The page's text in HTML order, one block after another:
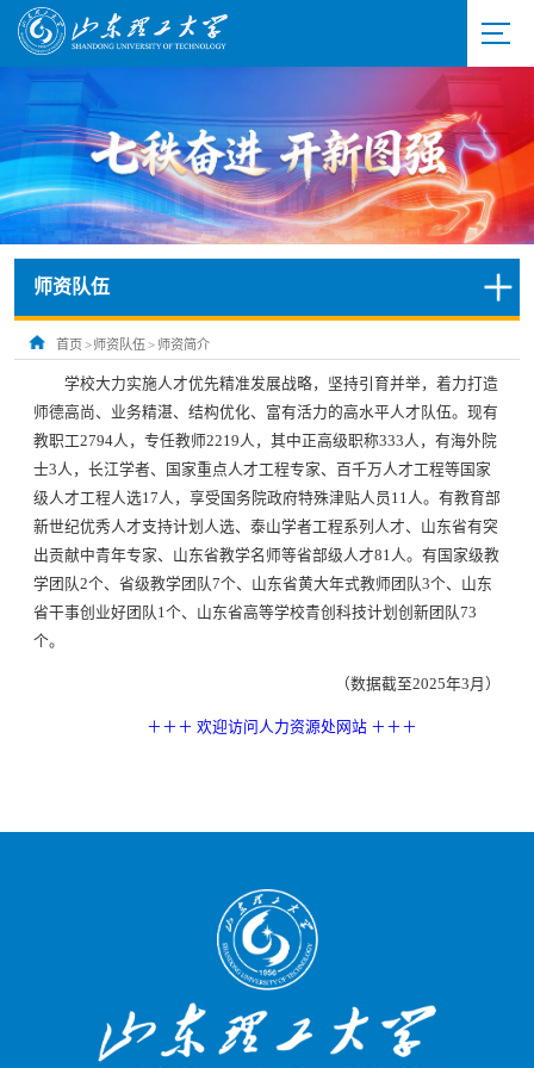
师资队伍
首页>师资队伍> 师资简介
学校大力实施人才优先精准发展战略，坚持引育并举，着力打造
师德高尚、业务精湛、结构优化、富有活力的高水平人才队伍。现有
教职工2794人，专任教师2219人，其中正高级职称333人，有海外院
士3人，长江学者、国家重点人才工程专家、百千万人才工程等国家
级人才工程人选17人，享受国务院政府特殊津贴人员11人。有教育部
新世纪优秀人才支持计划人选、泰山学者工程系列人才、山东省有突
出贡献中青年专家、山东省教学名师等省部级人才81人。有国家级教
学团队2个、省级教学团队7个、山东省黄大年式教师团队3个、山东
省干事创业好团队1个、山东省高等学校青创科技计划创新团队73
个。
（数据截至2025年3月）
＋＋＋ 欢迎访问人力资源处网站 ＋＋＋